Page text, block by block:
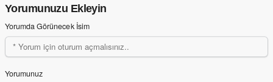
Yorumunuzu Ekleyin
Yorumda Görünecek İsim
Yorumunuz